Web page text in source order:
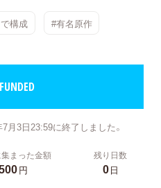
構成 #有名原作
FUNDED
月3日23:59に終了しました。
まった金額
円
残り日数
0日